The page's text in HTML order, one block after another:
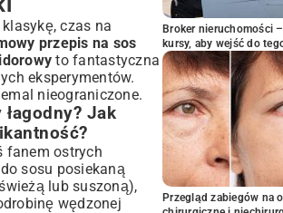
czas na
przepis na sos
to fantastyczna
eksperymentów.
nieograniczone.
Jak
fanem ostrych
sosu posiekaną
lub suszoną),
wędzonej
Broker nieruchomości
kursy, aby wejść do
Przegląd zabiegów na